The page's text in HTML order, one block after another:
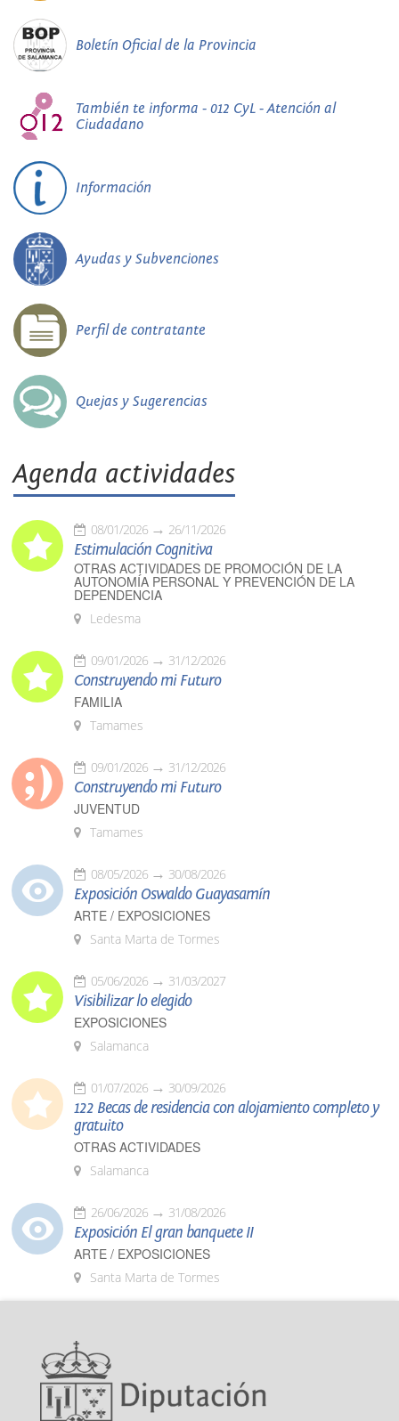
Boletín Oficial de la Provincia
También te informa - 012 CyL - Atención al
Ciudadano
Información
Ayudas y Subvenciones
Perfil de contratante
Quejas y Sugerencias
Agenda actividades
08/01/2026 26/11/2026
Estimulación Cognitiva
OTRAS ACTIVIDADES DE PROMOCIÓN DE LA
AUTONOMÍA PERSONAL Y PREVENCIÓN DE LA
DEPENDENCIA
Ledesma
09/01/2026 31/12/2026
Construyendo mi Futuro
FAMILIA
Tamames
09/01/2026 31/12/2026
Construyendo mi Futuro
JUVENTUD
Tamames
08/05/2026 30/08/2026
Exposición Oswaldo Guayasamín
ARTE / EXPOSICIONES
Santa Marta de Tormes
05/06/2026 31/03/2027
Visibilizar lo elegido
EXPOSICIONES
Salamanca
01/07/2026 30/09/2026
122 Becas de residencia con alojamiento completo y
gratuito
OTRAS ACTIVIDADES
Salamanca
26/06/2026 31/08/2026
Exposición El gran banquete II
ARTE / EXPOSICIONES
Santa Marta de Tormes